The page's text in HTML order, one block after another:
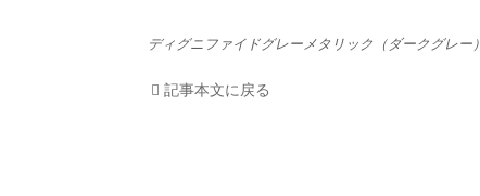
ディグニファイドグレーメタリック（ダークグレー）
記事本文に戻る